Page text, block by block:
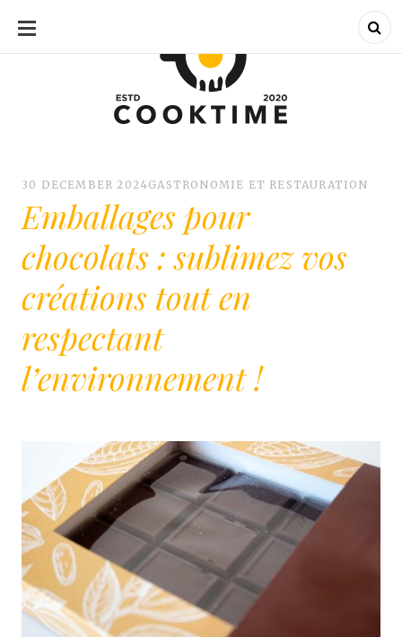
SKIP
CONTENT
CookTime : C'est l'heure de cuisiner !
30 DECEMBER 2024GASTRONOMIE ET RESTAURATION
Emballages pour
chocolats : sublimez vos
créations tout en
respectant
l’environnement !